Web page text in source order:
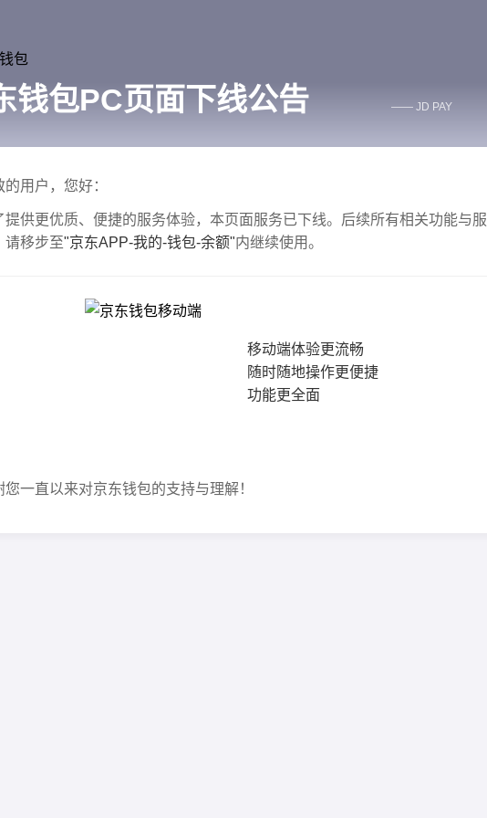
钱包PC页面下线公告 —— JD PAY
的用户，您好：
提供更优质、便捷的服务体验，本页面服务已下线。后续所有相关功能与服
请移步至"京东APP-我的-钱包-余额"内继续使用。
移动端体验更流畅
随时随地操作更便捷
功能更全面
您一直以来对京东钱包的支持与理解！